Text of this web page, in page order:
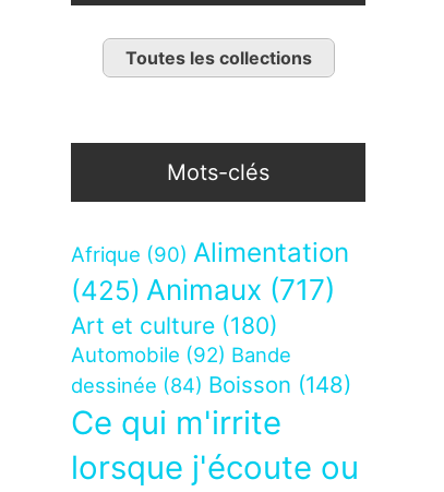
Toutes les collections
Mots-clés
Afrique (90) Alimentation
(425) Animaux (717)
Art et culture (180)
Automobile (92) Bande
dessinée (84) Boisson (148)
Ce qui m'irrite
lorsque j'écoute ou